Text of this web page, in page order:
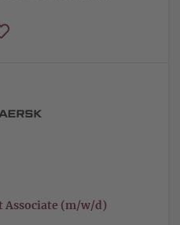
Associate (m/w/d)